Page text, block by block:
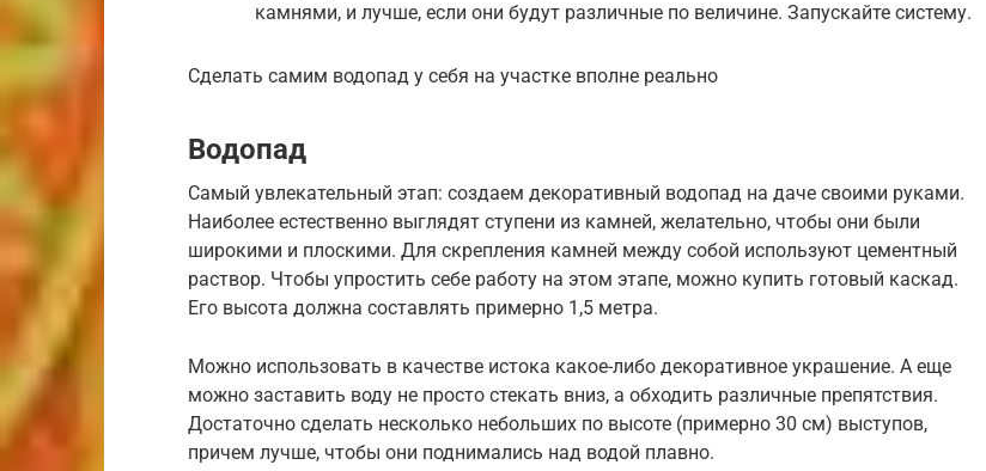
камнями, и лучше, если они будут различные по величине. Запускайте систему.
Сделать самим водопад у себя на участке вполне реально
Водопад
Самый увлекательный этап: создаем декоративный водопад на даче своими руками.
Наиболее естественно выглядят ступени из камней, желательно, чтобы они были
широкими и плоскими. Для скрепления камней между собой используют цементный
раствор. Чтобы упростить себе работу на этом этапе, можно купить готовый каскад.
Его высота должна составлять примерно 1,5 метра.
Можно использовать в качестве истока какое-либо декоративное украшение. А еще
можно заставить воду не просто стекать вниз, а обходить различные препятствия.
Достаточно сделать несколько небольших по высоте (примерно 30 см) выступов,
причем лучше, чтобы они поднимались над водой плавно.